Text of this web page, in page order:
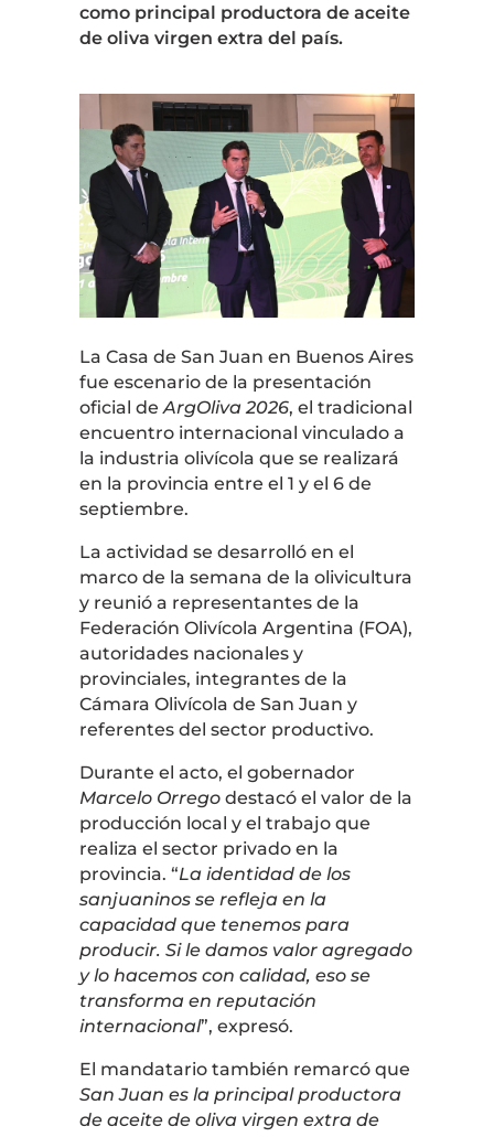
como principal productora de aceite
de oliva virgen extra del país.
La Casa de San Juan en Buenos Aires
fue escenario de la presentación
oficial deArgOliva 2026, el tradicional
encuentro internacional vinculado a
la industria olivícola que se realizará
en la provincia entre el 1 y el 6 de
septiembre.
La actividad se desarrolló en el
marco de la semana de la olivicultura
y reunió a representantes de la
Federación Olivícola Argentina (FOA),
autoridades nacionales y
provinciales, integrantes de la
Cámara Olivícola de San Juan y
referentes del sector productivo.
Durante el acto, el gobernador
Marcelo Orregodestacó el valor de la
producción local y el trabajo que
realiza el sector privado en la
provincia. “La identidad de los
sanjuaninos se refleja en la
capacidad que tenemos para
producir. Si le damos valor agregado
y lo hacemos con calidad, eso se
transforma en reputación
internacional”, expresó.
El mandatario también remarcó que
San Juan es la principal productora
de aceite de oliva virgen extra de